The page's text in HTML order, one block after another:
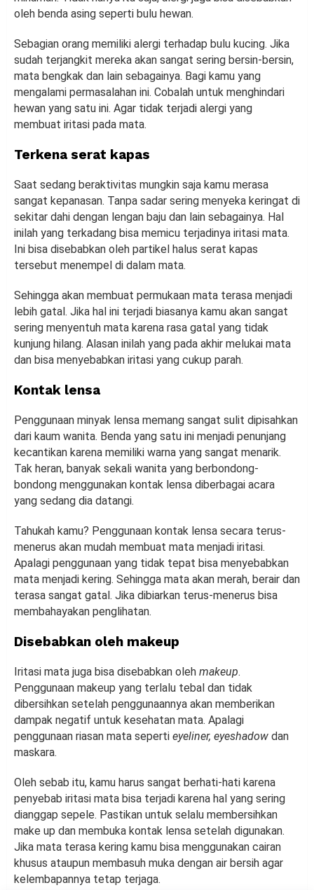
oleh benda asing seperti bulu hewan.
Sebagian orang memiliki alergi terhadap bulu kucing. Jika
sudah terjangkit mereka akan sangat sering bersin-bersin,
mata bengkak dan lain sebagainya. Bagi kamu yang
mengalami permasalahan ini. Cobalah untuk menghindari
hewan yang satu ini. Agar tidak terjadi alergi yang
membuat iritasi pada mata.
Terkena serat kapas
Saat sedang beraktivitas mungkin saja kamu merasa
sangat kepanasan. Tanpa sadar sering menyeka keringat di
sekitar dahi dengan lengan baju dan lain sebagainya. Hal
inilah yang terkadang bisa memicu terjadinya iritasi mata.
Ini bisa disebabkan oleh partikel halus serat kapas
tersebut menempel di dalam mata.
Sehingga akan membuat permukaan mata terasa menjadi
lebih gatal. Jika hal ini terjadi biasanya kamu akan sangat
sering menyentuh mata karena rasa gatal yang tidak
kunjung hilang. Alasan inilah yang pada akhir melukai mata
dan bisa menyebabkan iritasi yang cukup parah.
Kontak lensa
Penggunaan minyak lensa memang sangat sulit dipisahkan
dari kaum wanita. Benda yang satu ini menjadi penunjang
kecantikan karena memiliki warna yang sangat menarik.
Tak heran, banyak sekali wanita yang berbondong-
bondong menggunakan kontak lensa diberbagai acara
yang sedang dia datangi.
Tahukah kamu? Penggunaan kontak lensa secara terus-
menerus akan mudah membuat mata menjadi iritasi.
Apalagi penggunaan yang tidak tepat bisa menyebabkan
mata menjadi kering. Sehingga mata akan merah, berair dan
terasa sangat gatal. Jika dibiarkan terus-menerus bisa
membahayakan penglihatan.
Disebabkan oleh makeup
Iritasi mata juga bisa disebabkan oleh makeup.
Penggunaan makeup yang terlalu tebal dan tidak
dibersihkan setelah penggunaannya akan memberikan
dampak negatif untuk kesehatan mata. Apalagi
penggunaan riasan mata seperti eyeliner, eyeshadow dan
maskara.
Oleh sebab itu, kamu harus sangat berhati-hati karena
penyebab iritasi mata bisa terjadi karena hal yang sering
dianggap sepele. Pastikan untuk selalu membersihkan
make up dan membuka kontak lensa setelah digunakan.
Jika mata terasa kering kamu bisa menggunakan cairan
khusus ataupun membasuh muka dengan air bersih agar
kelembapannya tetap terjaga.